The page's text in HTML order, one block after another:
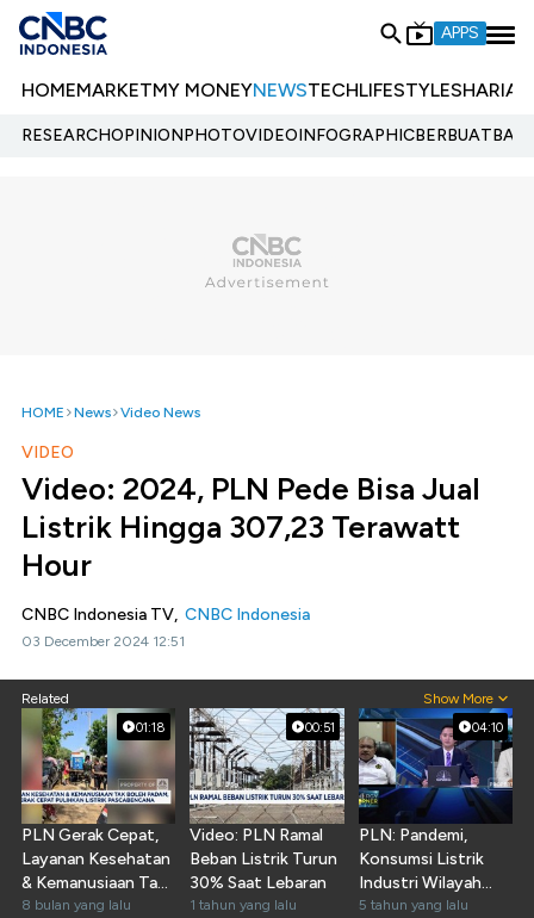
APPS
HOMEMARKETMY MONEYNEWSTECHLIFESTYLESHARIA
RESEARCHOPINIONPHOTOVIDEOINFOGRAPHIC
HOME News Video News
VIDEO
Video: 2024, PLN Pede Bisa Jual
Listrik Hingga 307,23 Terawatt
Hour
CNBC Indonesia TV, CNBC Indonesia
03 December 2024 12:51
Related Show More
01:18
PLN Gerak Cepat,
Layanan Kesehatan
& Kemanusiaan Tak
Boleh Padam
8 bulan yang lalu
00:51
Video: PLN Ramal
Beban Listrik Turun
30% Saat Lebaran
1 tahun yang lalu
04:10
PLN: Pandemi,
Konsumsi Listrik
Industri Wilayah
Jamali Anjlok
5 tahun yang lalu